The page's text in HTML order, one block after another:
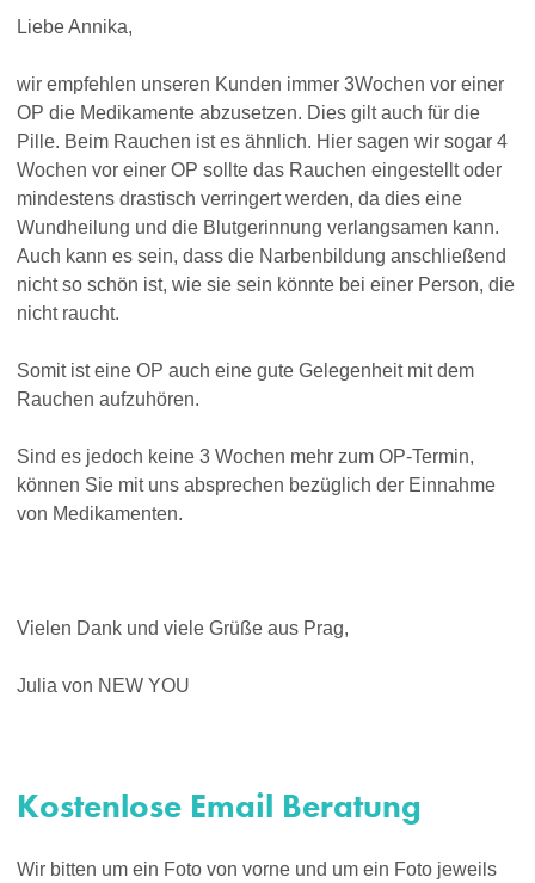
Liebe Annika,
wir empfehlen unseren Kunden immer 3Wochen vor einer
OP die Medikamente abzusetzen. Dies gilt auch für die
Pille. Beim Rauchen ist es ähnlich. Hier sagen wir sogar 4
Wochen vor einer OP sollte das Rauchen eingestellt oder
mindestens drastisch verringert werden, da dies eine
Wundheilung und die Blutgerinnung verlangsamen kann.
Auch kann es sein, dass die Narbenbildung anschließend
nicht so schön ist, wie sie sein könnte bei einer Person, die
nicht raucht.
Somit ist eine OP auch eine gute Gelegenheit mit dem
Rauchen aufzuhören.
Sind es jedoch keine 3 Wochen mehr zum OP-Termin,
können Sie mit uns absprechen bezüglich der Einnahme
von Medikamenten.
Vielen Dank und viele Grüße aus Prag,
Julia von NEW YOU
Kostenlose Email Beratung
Wir bitten um ein Foto von vorne und um ein Foto jeweils